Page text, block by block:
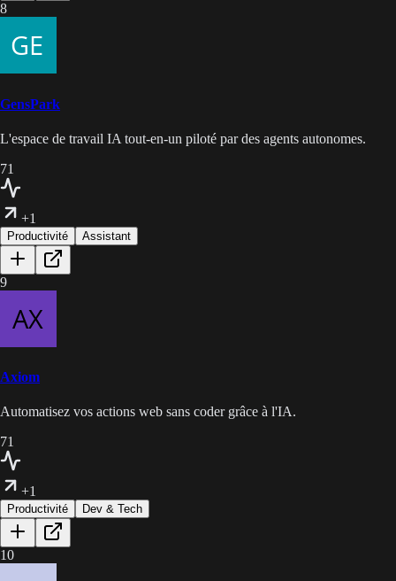
8
GensPark
L'espace de travail IA tout-en-un piloté par des agents autonomes.
71
+1
Productivité Assistant
9
Axiom
Automatisez vos actions web sans coder grâce à l'IA.
71
+1
Productivité Dev & Tech
10